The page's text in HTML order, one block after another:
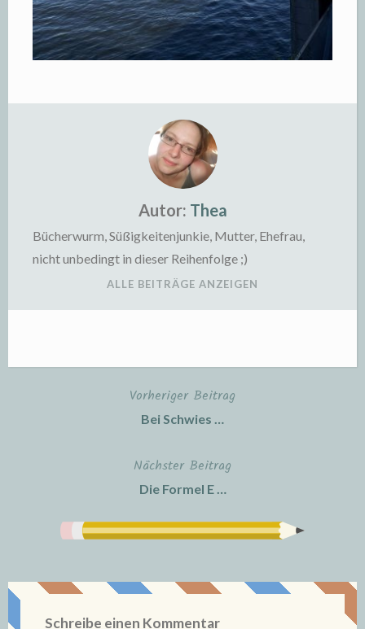
Autor: Thea
Bücherwurm, Süßigkeitenjunkie, Mutter, Ehefrau,
nicht unbedingt in dieser Reihenfolge ;)
ALLE BEITRÄGE ANZEIGEN
BeitragsnavigationVorheriger Beitrag
Bei Schwies …
Nächster Beitrag
Die Formel E …
Schreibe einen Kommentar